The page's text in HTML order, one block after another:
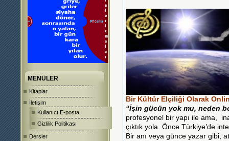
MENÜLER
Kitaplar
İletişim
Kullanıcı E-posta
Gizlilik Politikası
Dersler
Bir Kültür Elçiliği Olarak
“İşin gücün yok mu, neden
profesyonel bir yapı ile ama,
çıktık yola. Önce Türkiye’de
Bir anı veya günce yazar gibi,